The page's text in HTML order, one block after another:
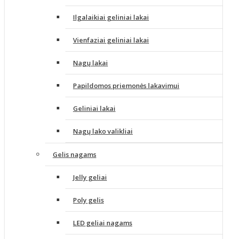
Ilgalaikiai geliniai lakai
Vienfaziai geliniai lakai
Nagų lakai
Papildomos priemonės lakavimui
Geliniai lakai
Nagų lako valikliai
Gelis nagams
Jelly geliai
Poly gelis
LED geliai nagams